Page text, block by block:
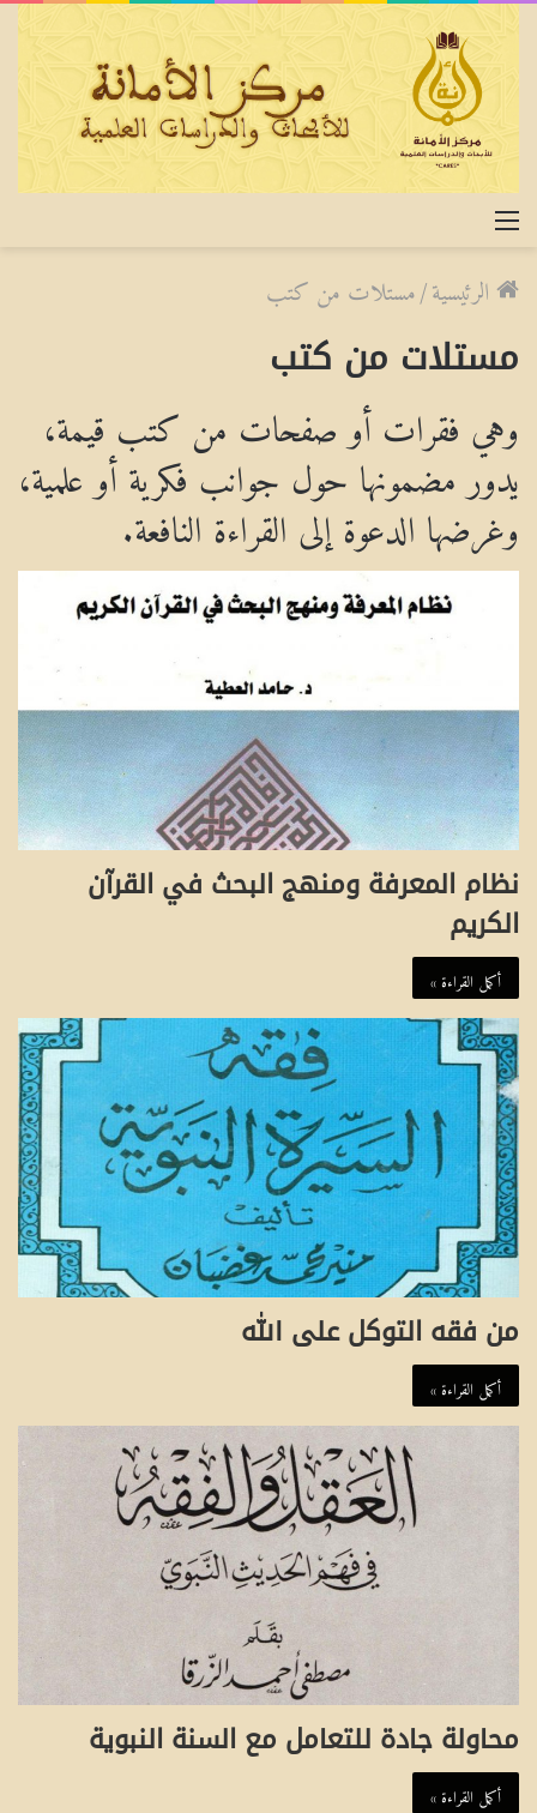
الرئيسية/مستلات من كتب
مستلات من كتب
وهي فقرات أو صفحات من كتب قيمة،
يدور مضمونها حول جوانب فكرية أو علمية،
وغرضها الدعوة إلى القراءة النافعة.
نظام المعرفة ومنهج البحث في القرآن
الكريم
أكمل القراءة »
من فقه التوكل على الله
أكمل القراءة »
محاولة جادة للتعامل مع السنة النبوية
أكمل القراءة »